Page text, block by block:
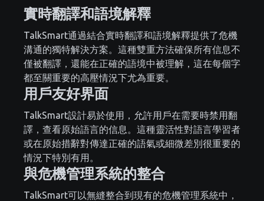
實時翻譯和語境解釋
TalkSmart通過結合實時翻譯和語境解釋提供了危機
溝通的獨特解決方案。這種雙重方法確保所有信息不
僅被翻譯，還能在正確的語境中被理解，這在每個字
都至關重要的高壓情況下尤為重要。
用戶友好界面
TalkSmart設計易於使用，允許用戶在需要時禁用翻
譯，查看原始語言的信息。這種靈活性對語言學習者
或在原始措辭對傳達正確的語氣或細微差別很重要的
情況下特別有用。
與危機管理系統的整合
TalkSmart可以無縫整合到現有的危機管理系統中，